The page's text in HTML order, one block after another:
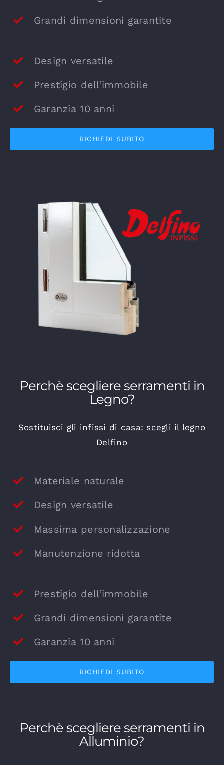
Grandi dimensioni garantite
Design versatile
Prestigio dell’immobile
Garanzia 10 anni
RICHIEDI SUBITO
Perchè scegliere serramenti in
Legno?
Sostituisci gli infissi di casa: scegli il legno
Delfino
Materiale naturale
Design versatile
Massima personalizzazione
Manutenzione ridotta
Prestigio dell’immobile
Grandi dimensioni garantite
Garanzia 10 anni
RICHIEDI SUBITO
Perchè scegliere serramenti in
Alluminio?